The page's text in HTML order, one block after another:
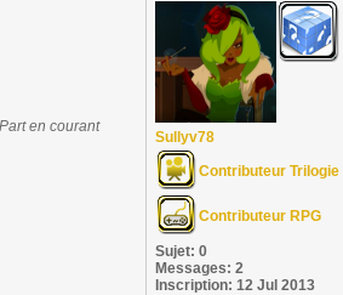
Part en courant
Sullyv78
Contributeur Trilogie
Contributeur RPG
Sujet: 0
Messages: 2
Inscription: 12 Jul 2013